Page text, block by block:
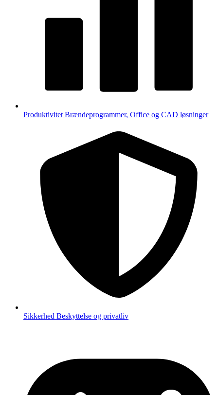
Produktivitet Brændeprogrammer, Office og CAD løsninger
Sikkerhed Beskyttelse og privatliv